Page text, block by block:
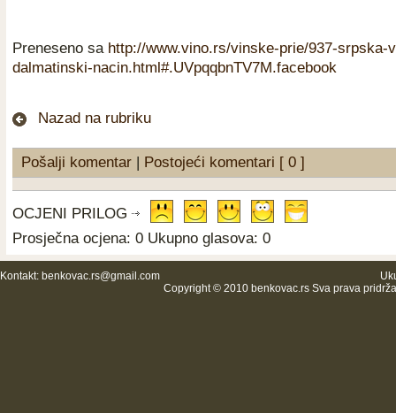
Preneseno sa http://www.vino.rs/vinske-prie/937-srpska-
dalmatinski-nacin.html#.UVpqqbnTV7M.facebook
Nazad na rubriku
Pošalji komentar | Postojeći komentari [ 0 ]
OCJENI PRILOG
Prosječna ocjena: 0 Ukupno glasova: 0
Kontakt: benkovac.rs@gmail.com
Copyright © 2010 benkovac.rs Sva prava